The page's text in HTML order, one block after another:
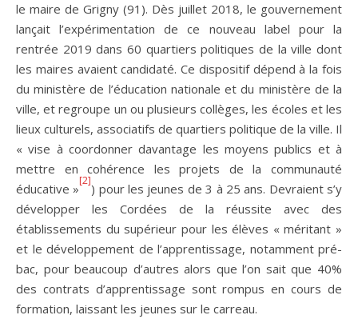
le maire de Grigny (91). Dès juillet 2018, le gouvernement
lançait l’expérimentation de ce nouveau label pour la
rentrée 2019 dans 60 quartiers politiques de la ville dont
les maires avaient candidaté. Ce dispositif dépend à la fois
du ministère de l’éducation nationale et du ministère de la
ville, et regroupe un ou plusieurs collèges, les écoles et les
lieux culturels, associatifs de quartiers politique de la ville. Il
« vise à coordonner davantage les moyens publics et à
mettre en cohérence les projets de la communauté
éducative »
[2]
) pour les jeunes de 3 à 25 ans. Devraient s’y
développer les Cordées de la réussite avec des
établissements du supérieur pour les élèves « méritant »
et le développement de l’apprentissage, notamment pré-
bac, pour beaucoup d’autres alors que l’on sait que 40%
des contrats d’apprentissage sont rompus en cours de
formation, laissant les jeunes sur le carreau.